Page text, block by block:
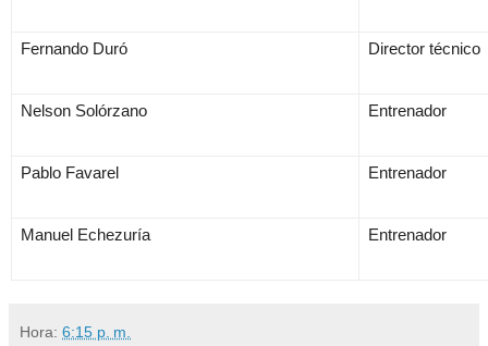
Fernando Duró Director técnico
Nelson Solórzano Entrenador
Pablo Favarel Entrenador
Manuel Echezuría Entrenador
Hora: 6:15 p. m.